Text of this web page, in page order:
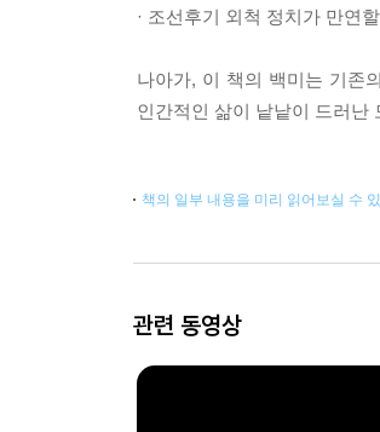
· 조선후기 외척 정치가 만연
나아가, 이 책의 백미는 기존
인간적인 삶이 낱낱이 드러난
책의 일부 내용을 미리 읽어보실 수
관련 동영상